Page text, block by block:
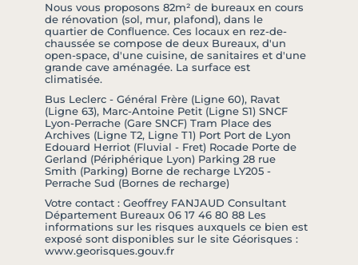
Nous vous proposons 82m² de bureaux en cours
de rénovation (sol, mur, plafond), dans le
quartier de Confluence. Ces locaux en rez-de-
chaussée se compose de deux Bureaux, d'un
open-space, d'une cuisine, de sanitaires et d'une
grande cave aménagée. La surface est
climatisée.
Bus Leclerc - Général Frère (Ligne 60), Ravat
(Ligne 63), Marc-Antoine Petit (Ligne S1) SNCF
Lyon-Perrache (Gare SNCF) Tram Place des
Archives (Ligne T2, Ligne T1) Port Port de Lyon
Edouard Herriot (Fluvial - Fret) Rocade Porte de
Gerland (Périphérique Lyon) Parking 28 rue
Smith (Parking) Borne de recharge LY205 -
Perrache Sud (Bornes de recharge)
Votre contact : Geoffrey FANJAUD Consultant
Département Bureaux 06 17 46 80 88 Les
informations sur les risques auxquels ce bien est
exposé sont disponibles sur le site Géorisques :
www.georisques.gouv.fr